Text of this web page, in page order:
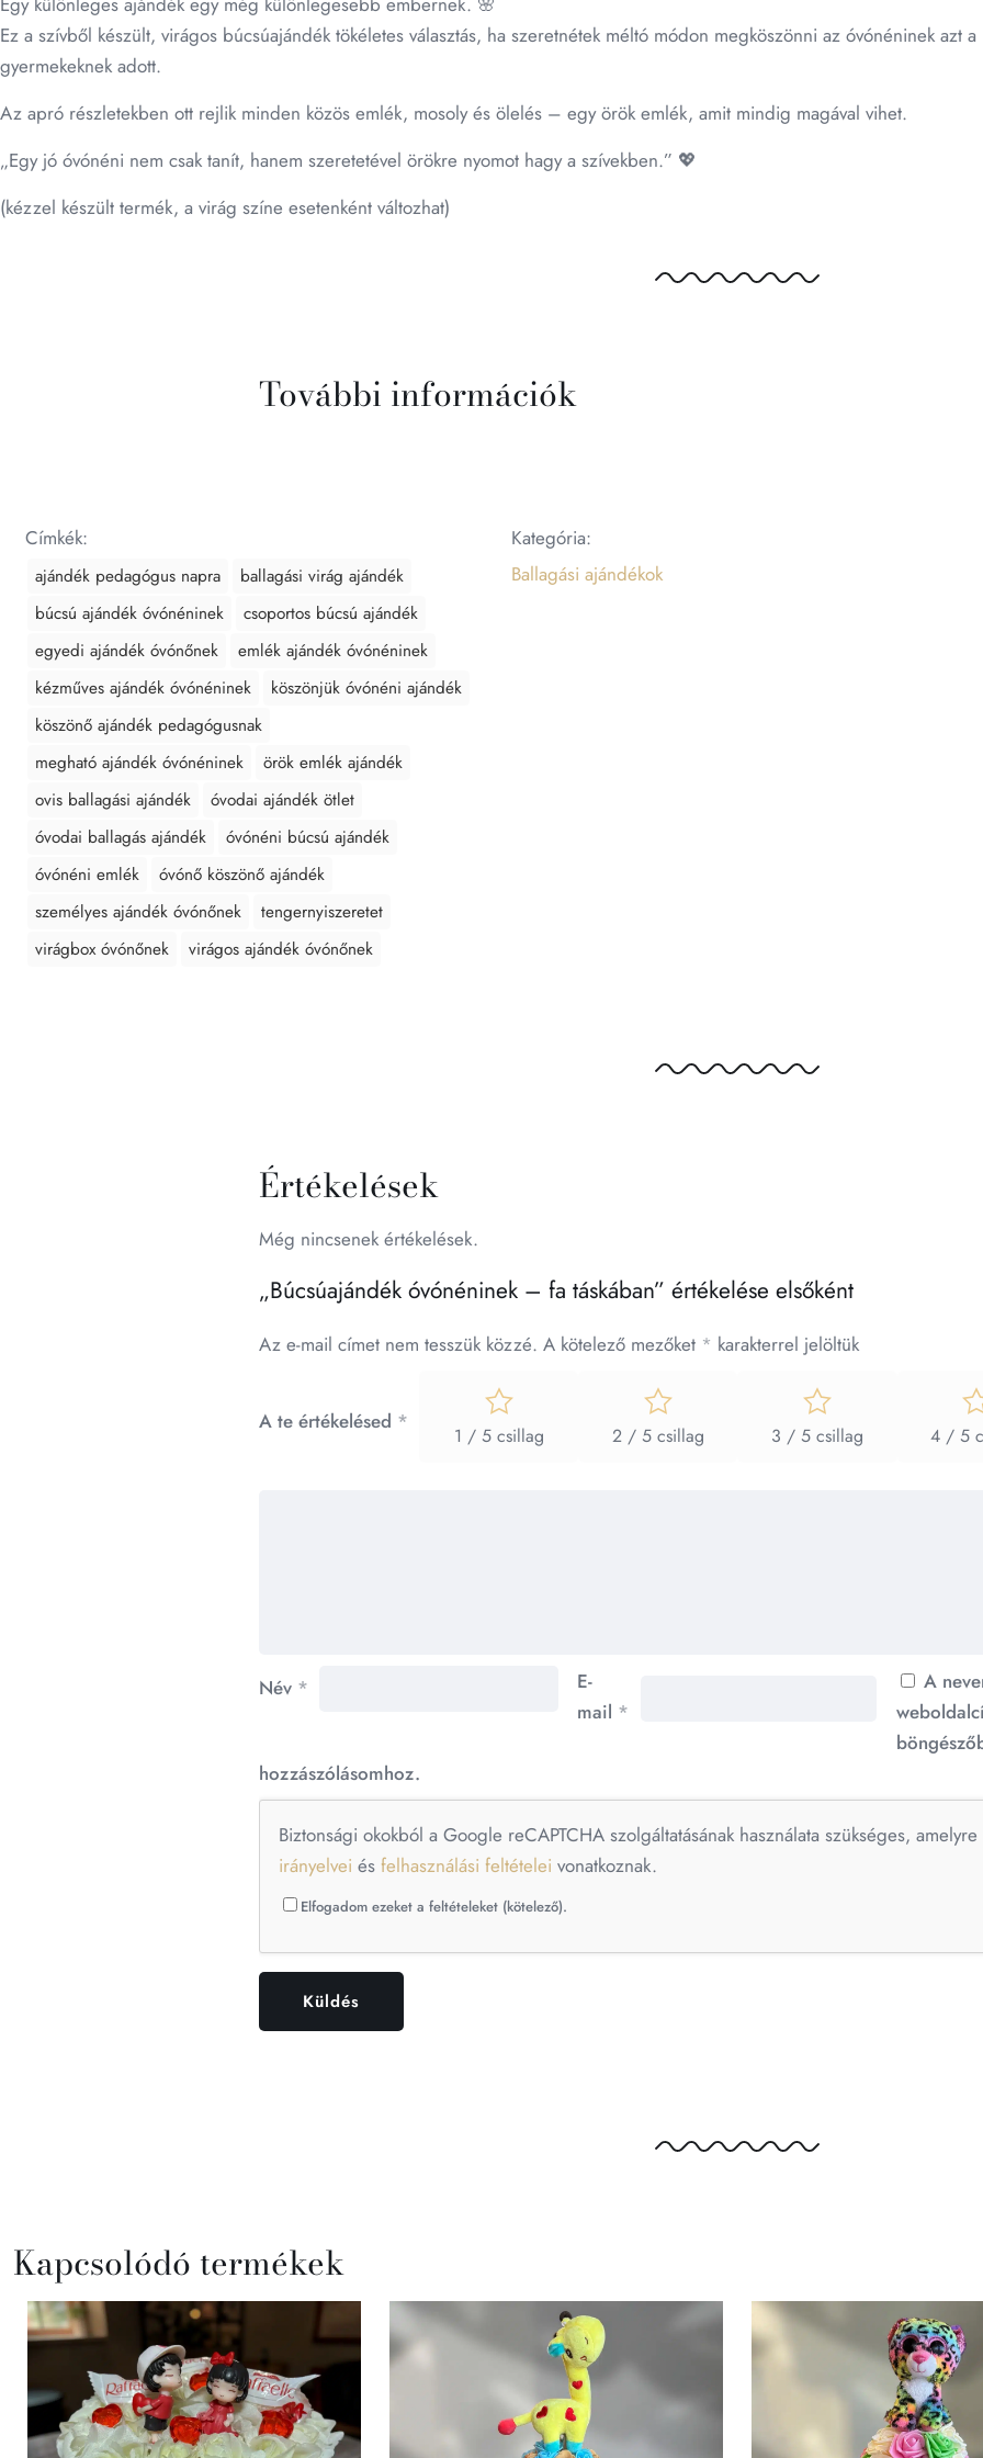
Ez a szívből készült, virágos búcsúajándék tökéletes választás, ha szeretnétek méltó módon megköszönni az óvónéninek azt
gyermekeknek adott.
Az apró részletekben ott rejlik minden közös emlék, mosoly és ölelés – egy örök emlék, amit mindig magával vihet.
„Egy jó óvónéni nem csak tanít, hanem szeretetével örökre nyomot hagy a szívekben.” 💖
(kézzel készült termék, a virág színe esetenként változhat)
További információk
Címkék:
ajándék pedagógus napra
ballagási virág ajándék
búcsú ajándék óvónéninek
csoportos búcsú ajándék
egyedi ajándék óvónőnek
emlék ajándék óvónéninek
kézműves ajándék óvónéninek
köszönjük óvónéni ajándék
köszönő ajándék pedagógusnak
megható ajándék óvónéninek
örök emlék ajándék
ovis ballagási ajándék
óvodai ajándék ötlet
óvodai ballagás ajándék
óvónéni búcsú ajándék
óvónéni emlék
óvónő köszönő ajándék
személyes ajándék óvónőnek
tengernyiszeretet
virágbox óvónőnek
virágos ajándék óvónőnek
Kategória:
Ballagási ajándékok
Értékelések
Még nincsenek értékelések.
„Búcsúajándék óvónéninek – fa táskában” értékelése elsőként
Az e-mail címet nem tesszük közzé. A kötelező mezőket * karakterrel jelöltük
A te értékelésed *
1 / 5 csillag 2 / 5 csillag 3 / 5 csillag 4 / 5
Név *
E-
mail *
A
hozzászólásomhoz.
Biztonsági okokból a Google reCAPTCHA szolgáltatásának használata szükséges,
irányelvei és felhasználási feltételei vonatkoznak.
Elfogadom ezeket a feltételeket (kötelező).
Kapcsolódó termékek